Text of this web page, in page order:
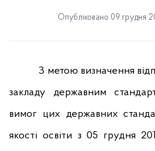
Опубліковано 09 грудня
З метою визначення
закладу державним
вимог цих державних
якості освіти з 05 грудня